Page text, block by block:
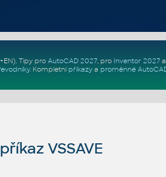
. Tipy pro AutoCAD 2027, pro Inventor 2027a
. Kompletní příkazya proměnné
VSSAVE